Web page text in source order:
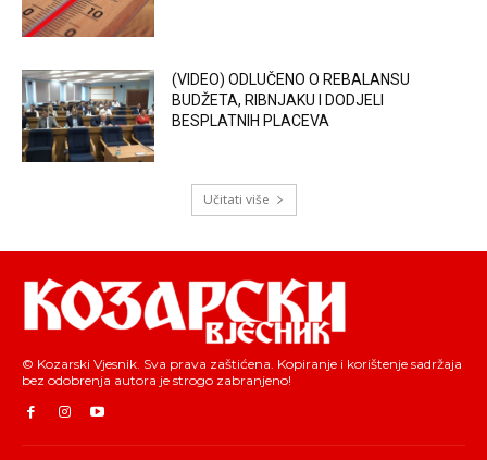
(VIDEO) ODLUČENO O REBALANSU
BUDŽETA, RIBNJAKU I DODJELI
BESPLATNIH PLACEVA
Učitati više
© Kozarski Vjesnik. Sva prava zaštićena. Kopiranje i korištenje sadržaja
bez odobrenja autora je strogo zabranjeno!